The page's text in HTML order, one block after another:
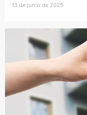
13 de junio de 2025